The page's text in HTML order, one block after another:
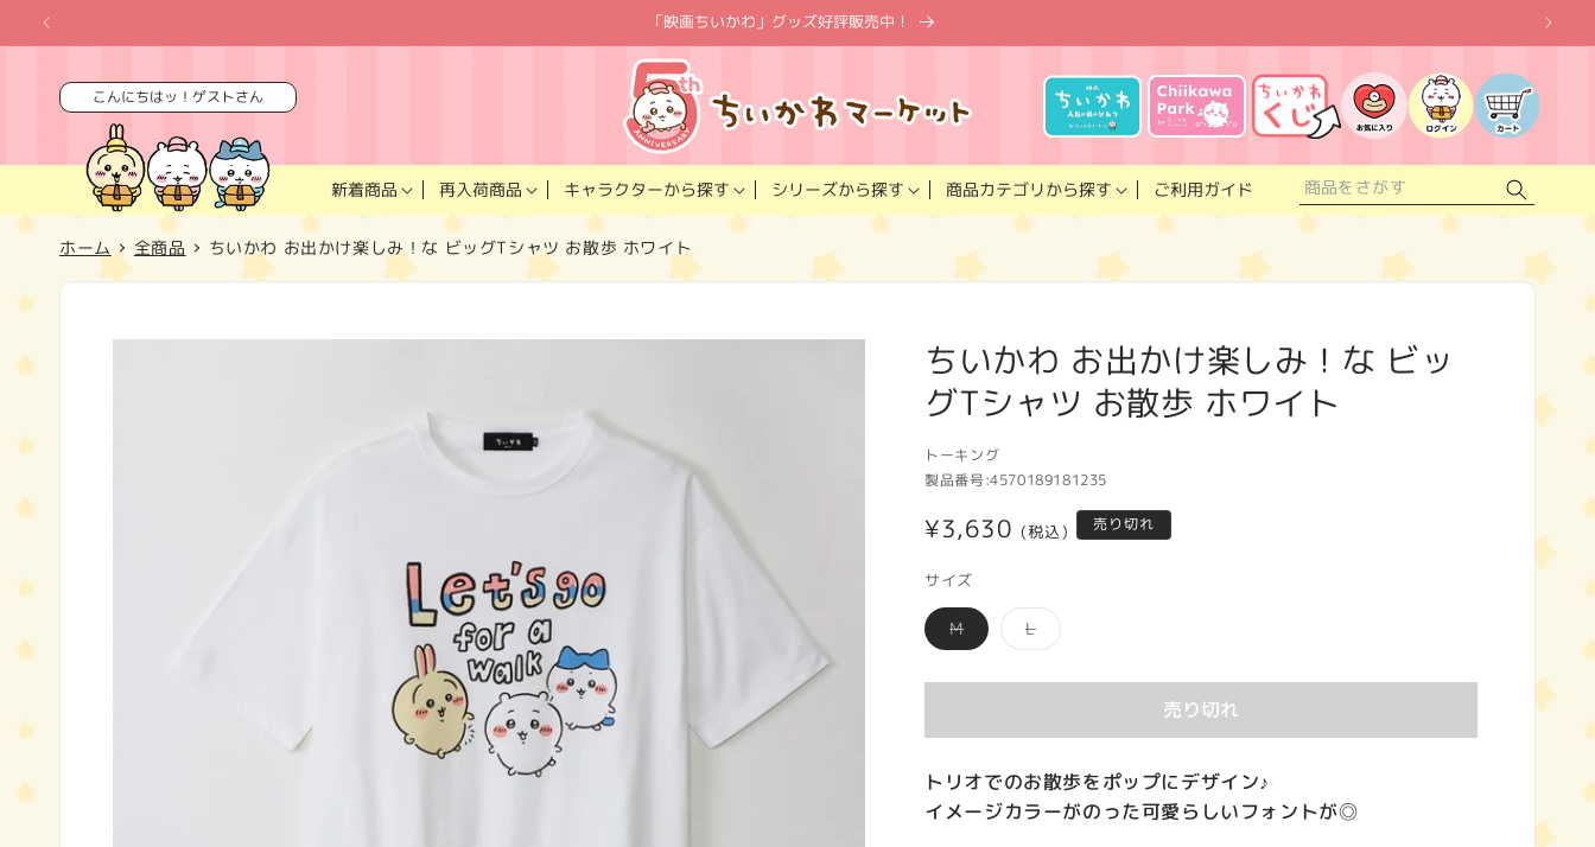
ンツに
進む
「映画ちいかわ」グッズ好評販売中！
こんにちはッ！ゲストさん
新着商品 再入荷商品 キャラクターから探す シリーズから探す 商品カテゴリから探す ご利用ガイド
入
り
ス
ト
グ
イ
カ
ー
ト
ホーム 全商品 ちいかわ お出かけ楽しみ！な ビッグTシャツ お散歩 ホワイト
商品情
ちいかわ お出かけ楽しみ！な ビッ
グTシャツ お散歩 ホワイト
トーキング
製品番号:4570189181235
通
価
格
¥3,630 (税込) 売り切れ
サイズ
Mバ
リ
ー
は
り
切
れ
Lバ
ー
は
り
切
れ
て
売り切れ
トリオでのお散歩をポップにデザイン♪
イメージカラーがのった可愛らしいフォントが◎